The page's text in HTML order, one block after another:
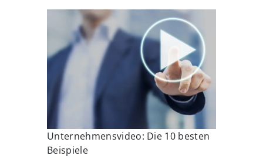
Unternehmensvideo: Die 10 besten
Beispiele